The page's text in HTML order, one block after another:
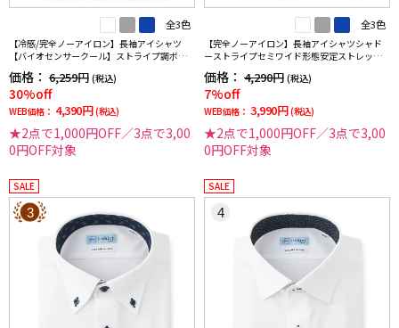
全3色
【冷感/完全ノーアイロン】長袖アイシャツ
【バイオセンサークール】ストライプ調ボタ
ンダウンストライプ形態安定ストレッチ防汚
効果吸汗速乾ワイシャツ春夏
価格： 6,259円 (税込)
30%off
WEB価格： 4,390円 (税込)
★2点で1,000円OFF／3点で3,00
0円OFF対象
全3色
【完全ノーアイロン】長袖アイシャツシャド
ーストライプセミワイド形態安定ストレッチ
吸汗速乾ワイシャツ通年
価格： 4,290円 (税込)
7%off
WEB価格： 3,990円 (税込)
★2点で1,000円OFF／3点で3,00
0円OFF対象
SALE
3
SALE
4